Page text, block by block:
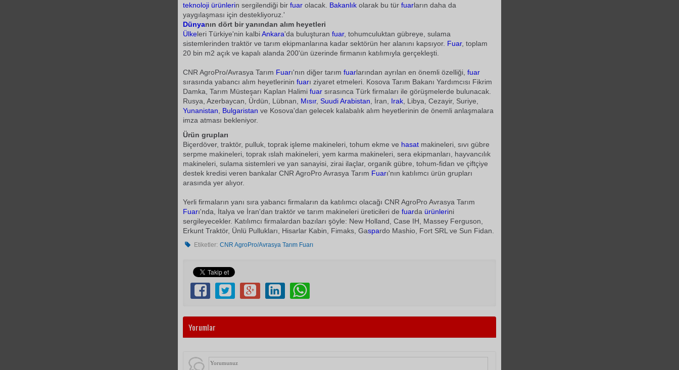
teknoloji ürünlerin sergilendiği bir fuar olacak. Bakanlık olarak bu tür fuarların daha da
yaygılaşması için destekliyoruz.'
Dünyanın dört bir yanından alım heyetleri
Ülkeleri Türkiye'nin kalbiAnkara'da buluşturan fuar, tohumculuktan gübreye, sulama
sistemlerinden traktör ve tarım ekipmanlarına kadar sektörün her alanını kapsıyor. Fuar, toplam
20 bin m2 açık ve kapalı alanda 200'ün üzerinde firmanın katılımıyla gerçekleşti.
CNR AgroPro/Avrasya Tarım Fuarı'nın diğer tarım fuarlarından ayrılan en önemli özelliği, fuar
sırasında yabancı alım heyetlerinin fuarı ziyaret etmeleri. Kosova Tarım Bakanı Yardımcısı Fikrim
Damka, Tarım Müsteşarı Kaplan Halimi fuar sırasınca Türk firmaları ile görüşmelerde bulunacak.
Rusya, Azerbaycan, Ürdün, Lübnan, Mısır, Suudi Arabistan , İran, Irak , Libya, Cezayir, Suriye,
Yunanistan
Bulgaristan ve Kosova'dan gelecek kalabalık alım heyetlerinin de önemli anlaşmalara
imza atması bekleniyor.
Ürün grupları
Biçerdöver, traktör, pulluk, toprak işleme makineleri, tohum ekme ve hasat makineleri, sıvı gübre
serpme makineleri, toprak ıslah makineleri, yem karma makineleri, sera ekipmanları, hayvancılık
makineleri, sulama sistemleri ve yan sanayisi, zirai ilaçlar, organik gübre, tohum-fidan ve çiftçiye
destek kredisi veren bankalar CNR AgroPro Avrasya Tarım Fuarı'nın katılımcı ürün grupları
arasında yer alıyor.
Yerli firmaların yanı sıra yabancı firmaların da katılımcı olacağı CNR AgroPro Avrasya Tarım
Fuarı'nda, İtalya ve İran'dan traktör ve tarım makineleri üreticileri de fuarda ürünlerini
sergileyecekler. Katılımcı firmalardan bazıları şöyle: New Holland, Case IH, Massey Ferguson,
Erkunt Traktör, Ünlü Pullukları, Hisarlar Kabin, Fimaks, Gaspardo Mashio, Fort SRL ve Sun Fidan.
Etiketler: CNR AgroPro/Avrasya Tarım Fuarı
Yorumlar